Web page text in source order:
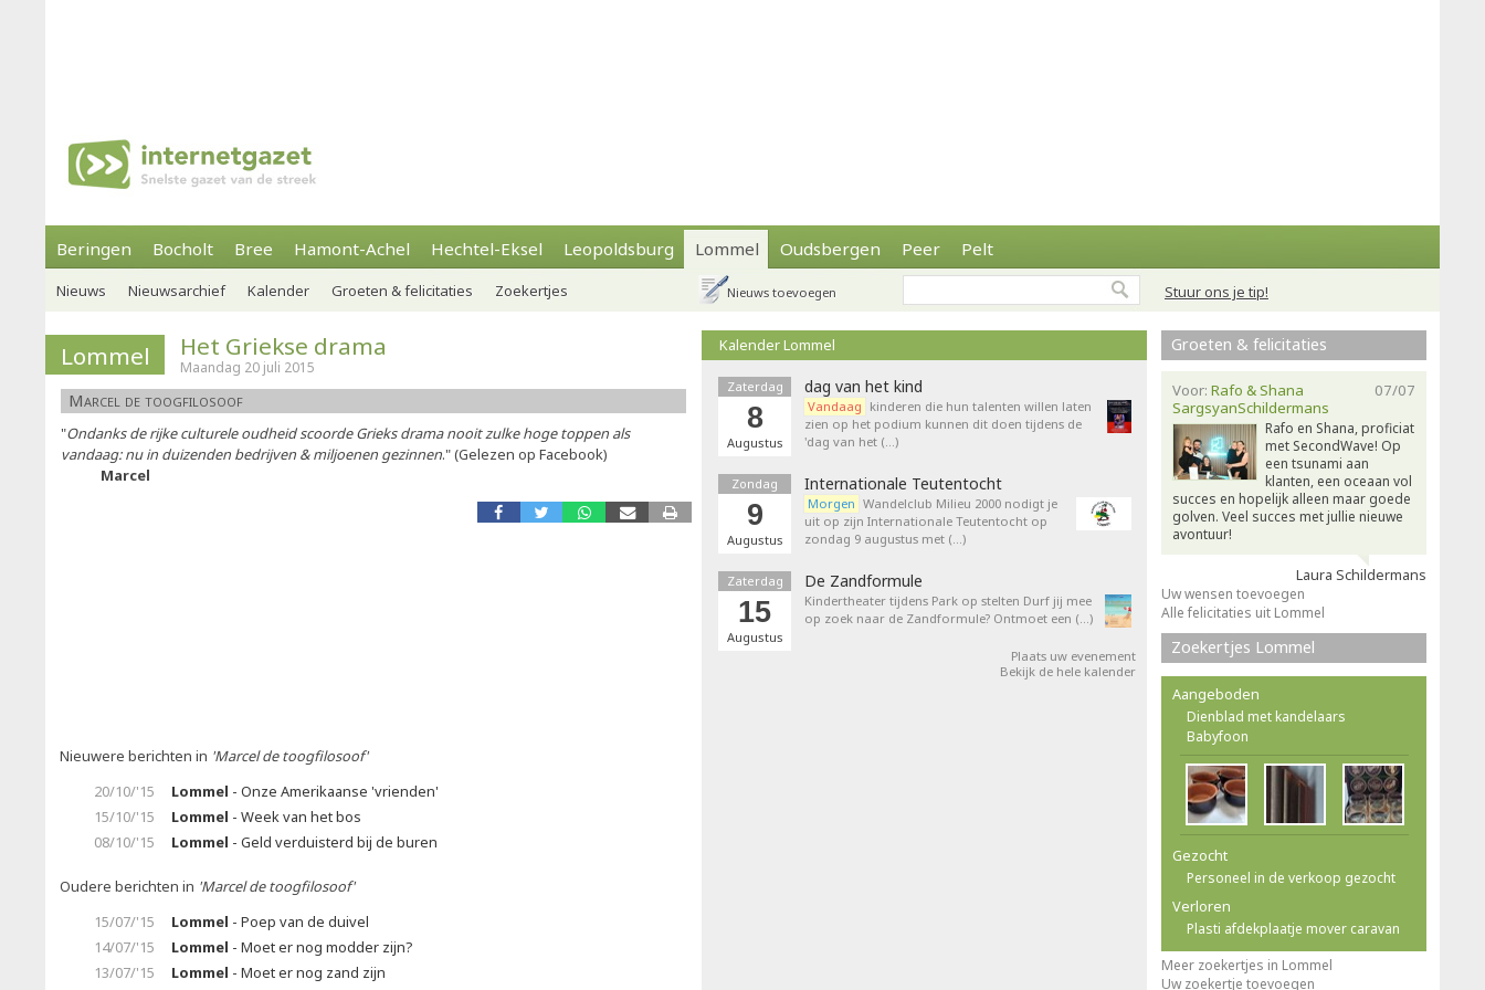
Beringen Bocholt Bree Hamont-Achel Hechtel-Eksel Leopoldsburg Lommel Oudsbergen Peer Pelt
Stuur ons je tip!
Nieuws Nieuwsarchief Kalender Groeten & felicitaties Zoekertjes Nieuws toevoegen
Lommel Het Griekse drama
Maandag 20 juli 2015
Marcel de toogfilosoof
"Ondanks de rijke culturele oudheid scoorde Grieks drama nooit zulke hoge toppen als
vandaag: nu in duizenden bedrijven & miljoenen gezinnen." (Gelezen op Facebook)
Marcel
Nieuwere berichten in 'Marcel de toogfilosoof'
20/10/'15
Lommel - Onze Amerikaanse 'vrienden'
15/10/'15
Lommel - Week van het bos
08/10/'15
Lommel - Geld verduisterd bij de buren
Oudere berichten in 'Marcel de toogfilosoof'
15/07/'15
Lommel - Poep van de duivel
14/07/'15
Lommel - Moet er nog modder zijn?
13/07/'15
Lommel - Moet er nog zand zijn
Kalender Lommel
Zaterdag
8
Augustus
dag van het kind
Vandaag kinderen die hun talenten willen laten
zien op het podium kunnen dit doen tijdens de
'dag van het (…)
Zondag
9
Augustus
Internationale Teutentocht
Morgen Wandelclub Milieu 2000 nodigt je
uit op zijn Internationale Teutentocht op
zondag 9 augustus met (…)
Zaterdag
15
Augustus
De Zandformule
Kindertheater tijdens Park op stelten Durf jij mee
op zoek naar de Zandformule? Ontmoet een (…)
Plaats uw evenement
Bekijk de hele kalender
Groeten & felicitaties
07/07
Voor: Rafo & Shana
SargsyanSchildermans
Rafo en Shana, proficiat
met SecondWave! Op
een tsunami aan
klanten, een oceaan vol
succes en hopelijk alleen maar goede
golven. Veel succes met jullie nieuwe
avontuur!
Laura Schildermans
Uw wensen toevoegen
Alle felicitaties uit Lommel
Zoekertjes Lommel
Aangeboden
Dienblad met kandelaars
Babyfoon
Gezocht
Personeel in de verkoop gezocht
Verloren
Plasti afdekplaatje mover caravan
Meer zoekertjes in Lommel
Uw zoekertje toevoegen